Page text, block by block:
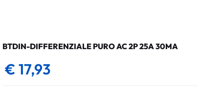
BTDIN-DIFFERENZIALE PURO AC 2P 25A 30MA
€ 17,93